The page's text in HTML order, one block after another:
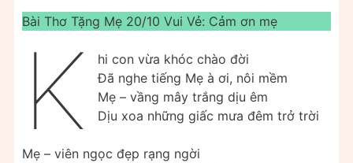
Bài Thơ Tặng Mẹ 20/10 Vui Vẻ: Cảm ơn mẹ
K
hi con vừa khóc chào đời
Đã nghe tiếng Mẹ à ơi, nôi mềm
Mẹ – vầng mây trắng dịu êm
Dịu xoa những giấc mưa đêm trở trời
Mẹ – viên ngọc đẹp rạng ngời